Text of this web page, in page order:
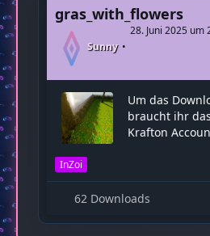
gras_with_flowers
Sunny
28. Juni 2025 um
Um das
braucht ihr das Spiel INZOI einen
Krafton
InZoi
62 Downloads